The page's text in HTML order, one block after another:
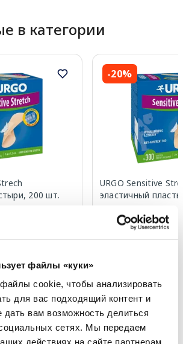
файлы «куки»
cookie, чтобы анализировать
для вас подходящий контент и
дать вам возможность делиться
сетях. Мы передаем
действиях на сайте партнерам
в категории
200 шт.
€
-20%
URGO Sensitive
эластичный
46.39 €
Регулярная цена: 57.99 €